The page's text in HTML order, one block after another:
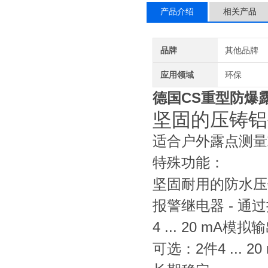
产品介绍 相关产品
品牌 其他品牌
应用领域 环保
德国CS重型防爆
坚固的压铸
适合户外露点测
特殊功能：
坚固耐用的防水
报警继电器 - 通
4 ... 20 mA模拟
可选：2件4 ... 20